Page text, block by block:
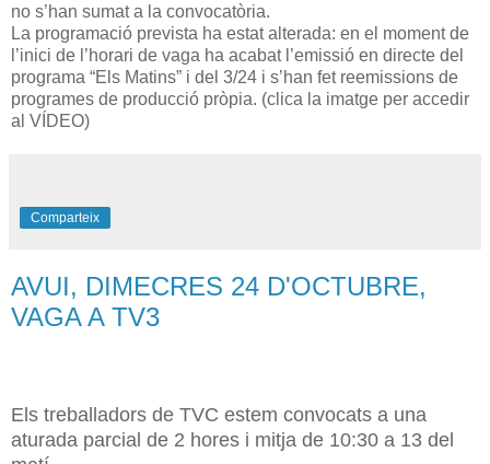
no s’han sumat a la convocatòria.
La programació prevista ha estat alterada: en el moment de
l’inici de l’horari de vaga ha acabat l’emissió en directe del
programa “Els Matins” i del 3/24 i s’han fet reemissions de
programes de producció pròpia. (clica la imatge per accedir
al VÍDEO)
Comparteix
AVUI, DIMECRES 24 D'OCTUBRE,
VAGA A TV3
Els treballadors de TVC estem convocats a una
aturada parcial de 2 hores i mitja de 10:30 a 13 del